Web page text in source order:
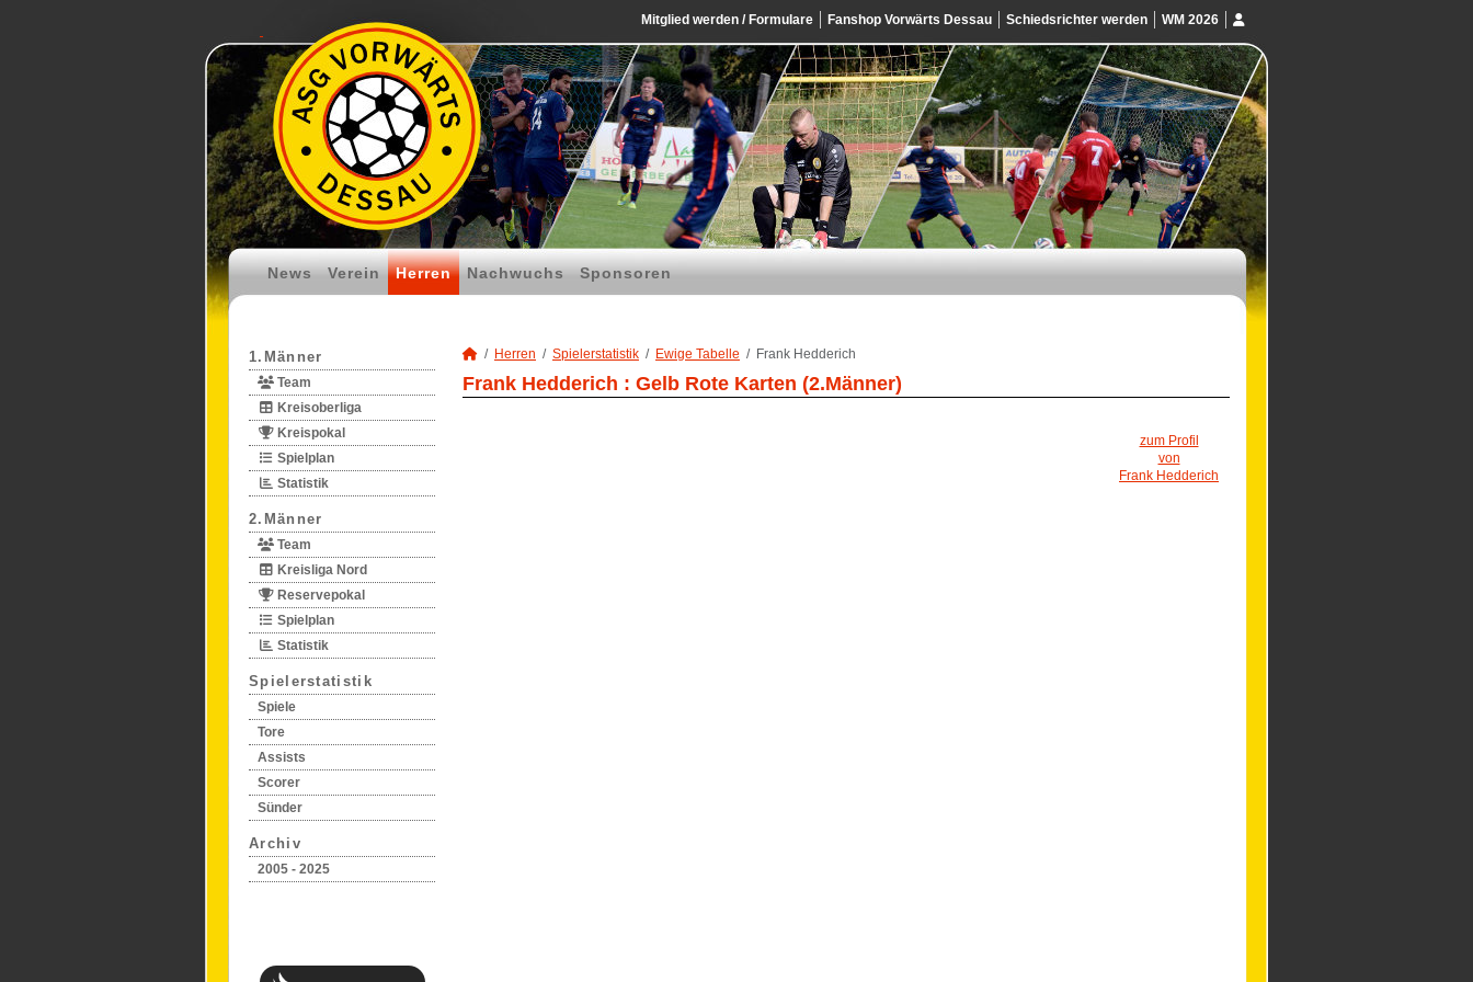
Mitglied werden / Formulare Fanshop Vorwärts Dessau Schiedsrichter werden WM 2026
News Verein Herren Nachwuchs Sponsoren
1.Männer
Team
Kreisoberliga
Kreispokal
Spielplan
Statistik
2.Männer
Team
Kreisliga Nord
Reservepokal
Spielplan
Statistik
Spielerstatistik
Spiele
Tore
Assists
Scorer
Sünder
Archiv
2005 - 2025
Herren Spielerstatistik Ewige Tabelle Frank Hedderich
Frank Hedderich : Gelb Rote Karten (2.Männer)
zum Profil
von
Frank Hedderich